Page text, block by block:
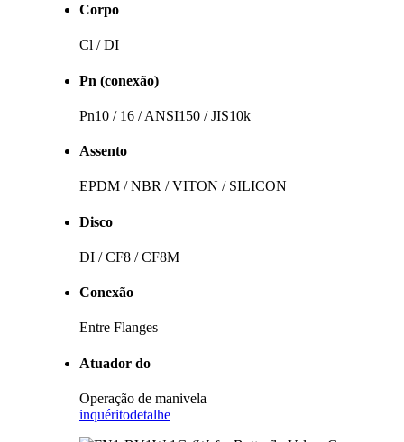
Corpo
Cl / DI
Pn (conexão)
Pn10 / 16 / ANSI150 / JIS10k
Assento
EPDM / NBR / VITON / SILICON
Disco
DI / CF8 / CF8M
Conexão
Entre Flanges
Atuador do
Operação de manivela
inquéritodetalhe